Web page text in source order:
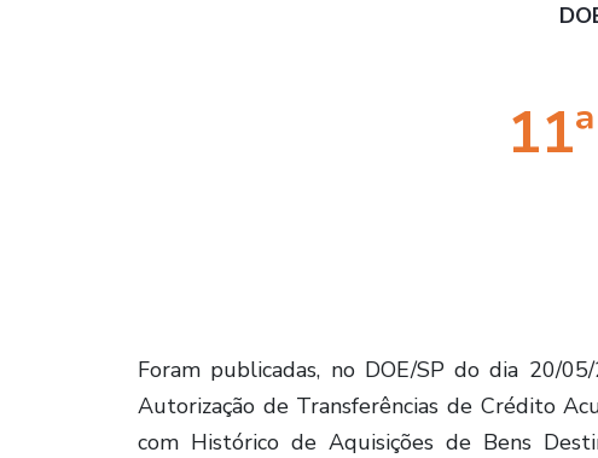
Foram publicadas, no DOE/SP do dia 20/
Autorização de Transferências de Crédito
com Histórico de Aquisições de Bens